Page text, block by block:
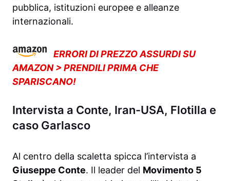
pubblica, istituzioni europee e alleanze
internazionali.
ERRORI DI PREZZO ASSURDI SU
AMAZON > PRENDILI PRIMA CHE
SPARISCANO!
Intervista a Conte, Iran-USA, Flotilla e
caso Garlasco
Al centro della scaletta spicca l’intervista a
Giuseppe Conte. Il leader del Movimento 5